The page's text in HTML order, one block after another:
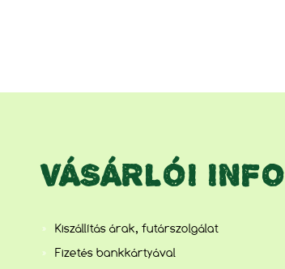
VÁSÁRLÓI INFO
Kiszállítás árak, futárszolgálat
Fizetés bankkártyával